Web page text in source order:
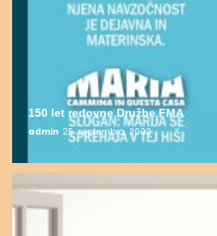
150 let redovne Družbe FMA
admin 25. septembra, 2022